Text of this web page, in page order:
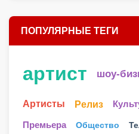
ПОПУЛЯРНЫЕ ТЕГИ
артист шоу-
Артисты Релиз
Премьера Общество